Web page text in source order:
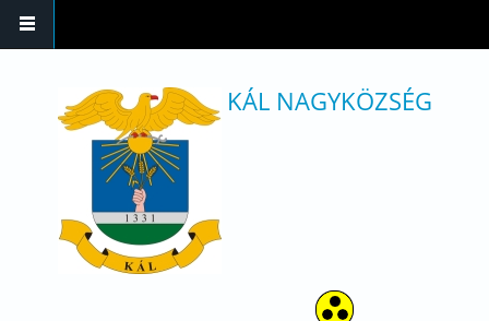
KÁL NAGYKÖZSÉG